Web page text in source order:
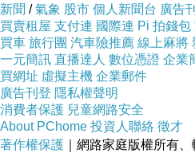
童沒有喬那樣輕鬆好帶
等待她改變的日子漫長也
她曾讓我身心疲憊
也讓我力不從心
更無數次感到心力交瘁
可當熬過那段歲月
新聞 /氣象 股市 個人新聞台 廣告
買賣租屋 支付連 國際連 Pi 拍錢包
買車 旅行團 汽車險推薦 線上麻將
一元簡訊 直播達人 數位憑證 企業
買網址 虛擬主機 企業郵件
廣告刊登 隱私權聲明
消費者保護 兒童網路安全
About PChome 投資人聯絡 徵才
著作權保護 ｜網路家庭版權所有